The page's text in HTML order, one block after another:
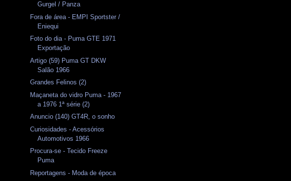
Gurgel / Panza
Fora de área - EMPI Sportster /
Eniequi
Foto do dia - Puma GTE 1971
Exportação
Artigo (59) Puma GT DKW
Salão 1966
Grandes Felinos (2)
Maçaneta do vidro Puma - 1967
a 1976 1ª série (2)
Anuncio (140) GT4R, o sonho
Curiosidades - Acessórios
Automotivos 1966
Procura-se - Tecido Freeze
Puma
Reportagens - Moda de época